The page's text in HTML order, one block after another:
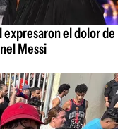
expresaron el dolor de
Messi